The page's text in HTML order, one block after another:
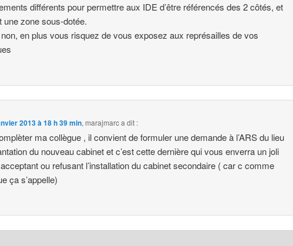
différents pour permettre aux IDE d’être référencés des 2 côtés, et
une zone sous-dotée.
en plus vous risquez de vous exposez aux représailles de vos
2013 à 18 h 39 min, marajmarca dit :
ma collègue , il convient de formuler une demande à l’ARS du lieu
du nouveau cabinet et c’est cette dernière qui vous enverra un joli
ou refusant l’installation du cabinet secondaire ( car c comme
ça s’appelle)